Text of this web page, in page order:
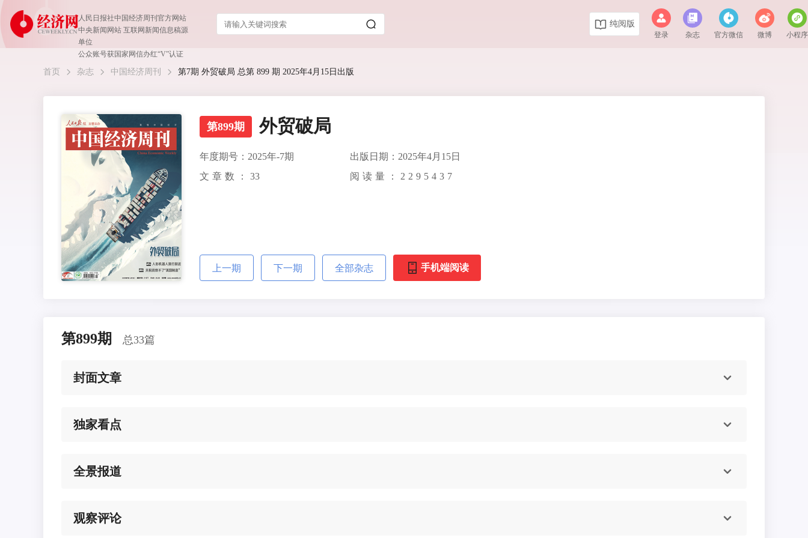
人民日报社中国经济周刊官方网站
中央新闻网站 互联网新闻信息稿源
单位
公众账号获国家网信办红“V”认证
纯阅版
登录 杂志 官方微信 微博 小程序
首页 杂志 中国经济周刊 第7期 外贸破局 总第 899 期 2025年4月15日出版
第899期 外贸破局
年度期号：2025年-7期
出版日期：2025年4月15日
文章数： 33 阅读量： 2295437
上一期 下一期 全部杂志 手机端阅读
第899期 总33篇
封面文章
独家看点
全景报道
观察评论